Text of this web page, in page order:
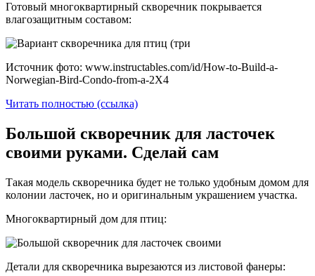
Готовый многоквартирный скворечник покрывается
влагозащитным составом:
Источник фото: www.instructables.com/id/How-to-Build-a-
Norwegian-Bird-Condo-from-a-2X4
Читать полностью (ссылка)
Большой скворечник для ласточек
своими руками. Сделай сам
Такая модель скворечника будет не только удобным домом для
колонии ласточек, но и оригинальным украшением участка.
Многоквартирный дом для птиц:
Детали для скворечника вырезаются из листовой фанеры: